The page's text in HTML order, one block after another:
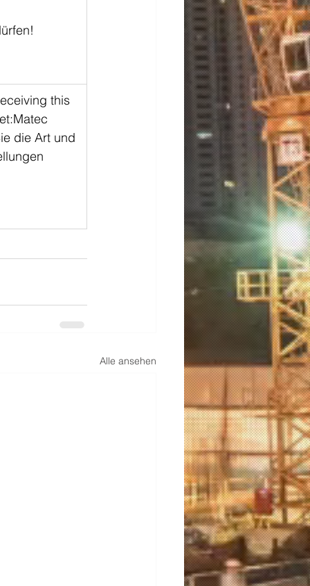
zu dürfen!
this
die Art und
Alle ansehen